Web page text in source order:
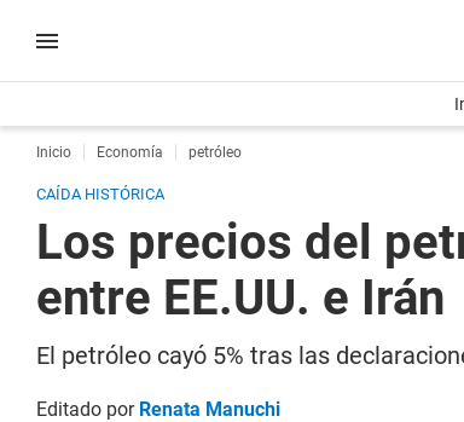
Inicio Economía petróleo
CAÍDA HISTÓRICA
Los precios del
entre EE.UU. e Irán
El petróleo cayó 5% tras las
Editado por Renata Manuchi